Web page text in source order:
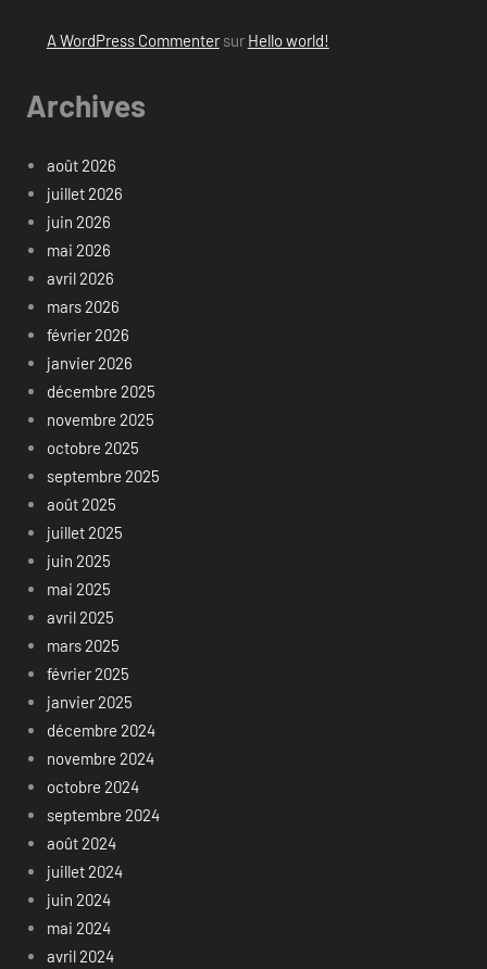
A WordPress Commentersur Hello world!
Archives
août 2026
juillet 2026
juin 2026
mai 2026
avril 2026
mars 2026
février 2026
janvier 2026
décembre 2025
novembre 2025
octobre 2025
septembre 2025
août 2025
juillet 2025
juin 2025
mai 2025
avril 2025
mars 2025
février 2025
janvier 2025
décembre 2024
novembre 2024
octobre 2024
septembre 2024
août 2024
juillet 2024
juin 2024
mai 2024
avril 2024